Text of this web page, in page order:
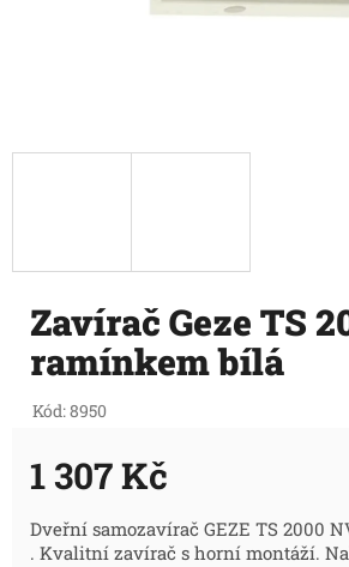
Zavírač Geze TS
ramínkem bílá
Kód:8950
1 307 Kč
Měrná
Dveřní samozavírač GEZE TS 2000
. Kvalitní zavírač s horní montáží.